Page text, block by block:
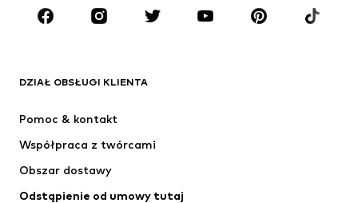
MARKI
Next
ADIDAS PERFORMANCE
DZIAŁ OBSŁUGI KLIENTA
Pomoc & kontakt
Współpraca z twórcami
Obszar dostawy
Odstąpienie od umowy tutaj